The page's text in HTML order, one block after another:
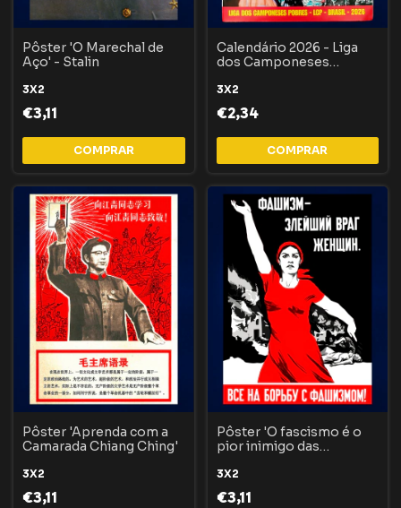
Pôster 'O Marechal de
Aço' - Stalin
3X2
€3,11
COMPRAR
Calendário 2026 - Liga
dos Camponeses
3X2
€2,34
Pôster 'Aprenda com a
Camarada Chiang Ching'
3X2
€3,11
Pôster 'O fascismo é o
pior inimigo das
3X2
€3,11